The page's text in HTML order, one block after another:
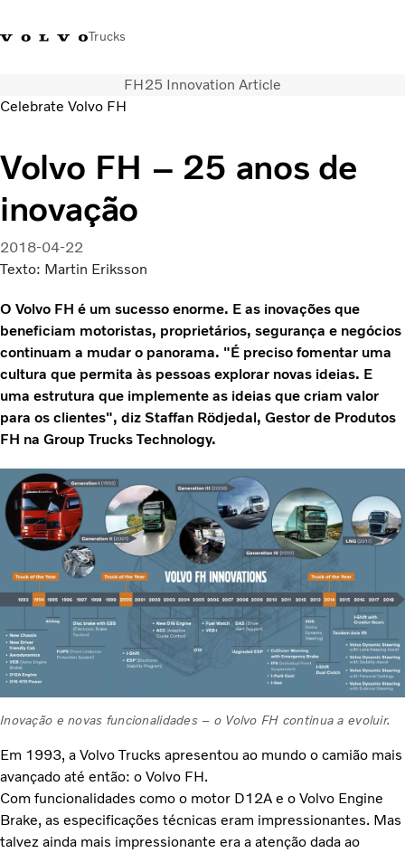
Trucks
300
Volvo Trucks
Nors Trucks and Buses Portugal
Soluções de transporte
Usados
Sobre Nós
Contacto
Campanhas
FH25 Innovation Article
Celebrate Volvo FH
Volvo FH – 25 anos de
inovação
2018-04-22
Texto: Martin Eriksson
O Volvo FH é um sucesso enorme. E as inovações que
beneficiam motoristas, proprietários, segurança e negócios
continuam a mudar o panorama. "É preciso fomentar uma
cultura que permita às pessoas explorar novas ideias. E
uma estrutura que implemente as ideias que criam valor
para os clientes", diz Staffan Rödjedal, Gestor de Produtos
FH na Group Trucks Technology.
Inovação e novas funcionalidades – o Volvo FH continua a evoluir.
Em 1993, a Volvo Trucks apresentou ao mundo o camião mais
avançado até então: o Volvo FH.
Com funcionalidades como o motor D12A e o Volvo Engine
Brake, as especificações técnicas eram impressionantes. Mas
talvez ainda mais impressionante era a atenção dada ao